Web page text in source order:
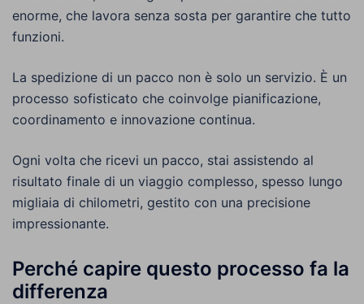
enorme, che lavora senza sosta per garantire che tutto
funzioni.
La spedizione di un pacco non è solo un servizio. È un
processo sofisticato che coinvolge pianificazione,
coordinamento e innovazione continua.
Ogni volta che ricevi un pacco, stai assistendo al
risultato finale di un viaggio complesso, spesso lungo
migliaia di chilometri, gestito con una precisione
impressionante.
Perché capire questo processo fa la
differenza